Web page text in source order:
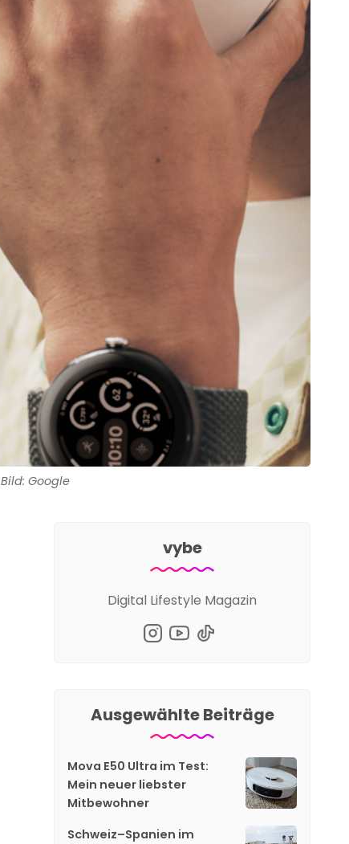
Bild: Google
vybe
Digital Lifestyle Magazin
Ausgewählte Beiträge
Mova E50 Ultra im Test:
Mein neuer liebster
Mitbewohner
Schweiz–Spanien im